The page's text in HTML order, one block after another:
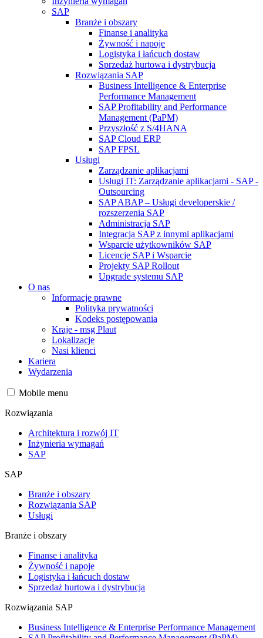
SAP
Branże i obszary
Finanse i analityka
Żywność i napoje
Logistyka i łańcuch dostaw
Sprzedaż hurtowa i dystrybucja
Rozwiązania SAP
Business Intelligence & Enterprise
Performance Management
SAP Profitability and Performance
Management (PaPM)
Przyszłość z S/4HANA
SAP Cloud ERP
SAP FPSL
Usługi
Zarządzanie aplikacjami
Usługi IT: Zarządzanie aplikacjami - SAP -
Outsourcing
SAP ABAP – Usługi developerskie /
rozszerzenia SAP
Administracja SAP
Integracja SAP z innymi aplikacjami
Wsparcie użytkowników SAP
Licencje SAP i Wsparcie
Projekty SAP Rollout
Upgrade systemu SAP
O nas
Informacje prawne
Polityka prywatności
Kodeks postępowania
Kraje - msg Plaut
Lokalizacje
Nasi klienci
Kariera
Wydarzenia
Mobile menu
Rozwiązania
Architektura i rozwój IT
Inżynieria wymagań
SAP
SAP
Branże i obszary
Rozwiązania SAP
Usługi
Branże i obszary
Finanse i analityka
Żywność i napoje
Logistyka i łańcuch dostaw
Sprzedaż hurtowa i dystrybucja
Rozwiązania SAP
Business Intelligence & Enterprise Performance Management